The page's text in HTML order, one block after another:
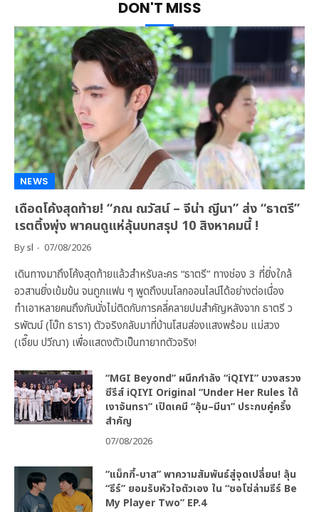
DON'T MISS
NEWS
เดือดโค้งสุดท้าย! “ภณ ณวัสน์ – จีน่า ญีนา” ส่ง “ธาตรี”
เรตติ้งพุ่ง พาคนดูแห่ลุ้นบทสรุป 10 สิงหาคมนี้ !
Bysl 07/08/2026
เดินทางมาถึงโค้งสุดท้ายแล้วสำหรับละคร “ธาตรี” ทางช่อง 3 ที่ยิ่งใกล้
อวสานยิ่งเข้มข้น จนถูกแฟน ๆ พูดถึงบนโลกออนไลน์ได้อย่างต่อเนื่อง
ทำเอาหลายคนถึงกับนั่งไม่ติดกับการคลี่คลายปมสำคัญหลังจาก ธาตรี ว
รพัฒน์ (โบ๊ท ธารา) ตัวจริงกลับมาที่บ้านโสมส่องแสงพร้อม แม่สวง
(เจี๊ยบ ปวีณา) เพื่อแสดงตัวเป็นทายาทตัวจริง!
“MGI Beyond” ผนึกกำลัง “iQIYI” บวงสรวง
ซีรีส์ iQIYI Original “Under Her Rules ใต้
เงาจันทรา” เปิดเคมี “อุ้ม–มีนา” ประกบคู่ครั้ง
สำคัญ
07/08/2026
“แม็กกี้-บาส” พาความสัมพันธ์สู่จุดเปลี่ยน! ลุ้น
“ธีร์” ยอมรับหัวใจตัวเอง ใน “ซอโซ่ล่ามธีร์ Be
My Player Two” EP.4